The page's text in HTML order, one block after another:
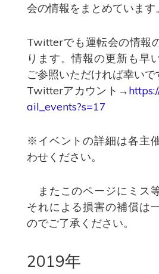
会の情報をまとめています。
Twitterでも運転会の情報
ります。情報の更新も早
ご参照いただければ幸いで
Twitterアカウント→
ail_events?s=17
※イベントの詳細は各主
わせください。
またこのページにミス
それによる損害の補償は
のでご了承ください。
2019年